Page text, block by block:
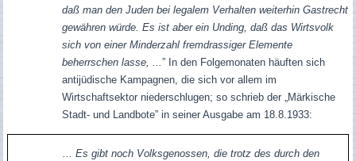
daß man den Juden bei legalem Verhalten weiterhin Gastrecht
gewähren würde. Es ist aber ein Unding, daß das Wirtsvolk
sich von einer Minderzahl fremdrassiger Elemente
beherrschen lasse, ...” In den Folgemonaten häuften sich
antijüdische Kampagnen, die sich vor allem im
Wirtschaftsektor niederschlugen; so schrieb der „Märkische
Stadt- und Landbote” in seiner Ausgabe am 18.8.1933:
... Es gibt noch Volksgenossen, die trotz des durch den